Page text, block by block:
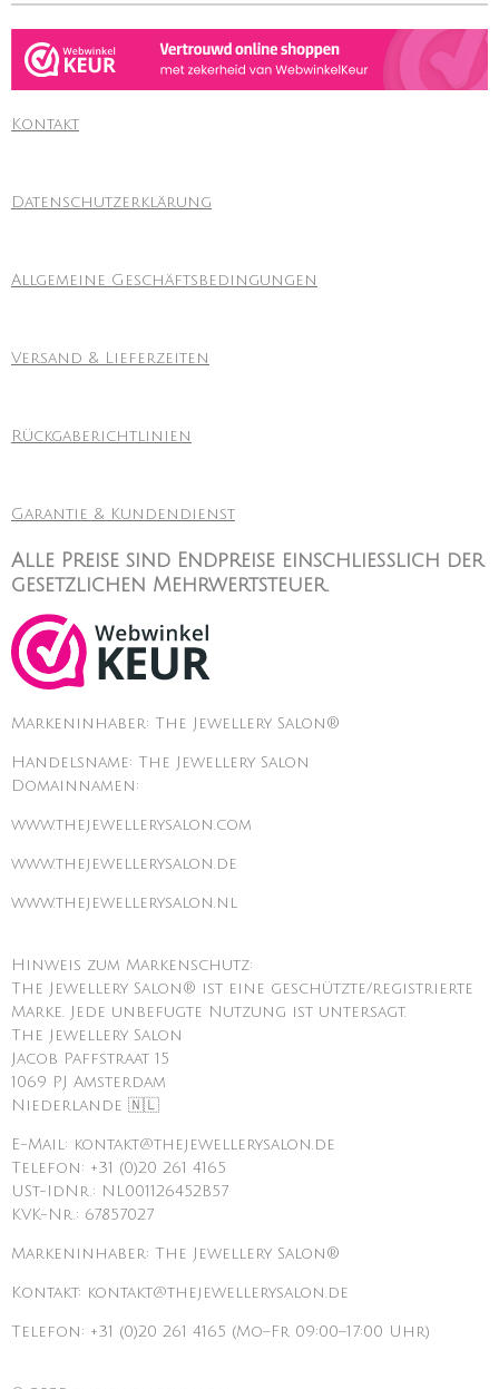
Kontakt
Datenschutzerklärung
Allgemeine Geschäftsbedingungen
Versand & Lieferzeiten
Rückgaberichtlinien
Garantie & Kundendienst
Alle Preise sind Endpreise einschließlich der
gesetzlichen Mehrwertsteuer.
Markeninhaber: The Jewellery Salon®
Handelsname: The Jewellery Salon
Domainnamen:
www.thejewellerysalon.com
www.thejewellerysalon.de
www.thejewellerysalon.nl
Hinweis zum Markenschutz:
The Jewellery Salon® ist eine geschützte/registrierte
Marke. Jede unbefugte Nutzung ist untersagt.
The Jewellery Salon
Jacob Paffstraat 15
1069 PJ Amsterdam
Niederlande 🇳🇱
E-Mail: kontakt@thejewellerysalon.de
Telefon: +31 (0)20 261 4165
USt-IdNr.: NL001126452B57
KVK-Nr.: 67857027
Markeninhaber: The Jewellery Salon®
Kontakt: kontakt@thejewellerysalon.de
Telefon: +31 (0)20 261 4165 (Mo–Fr 09:00–17:00 Uhr)